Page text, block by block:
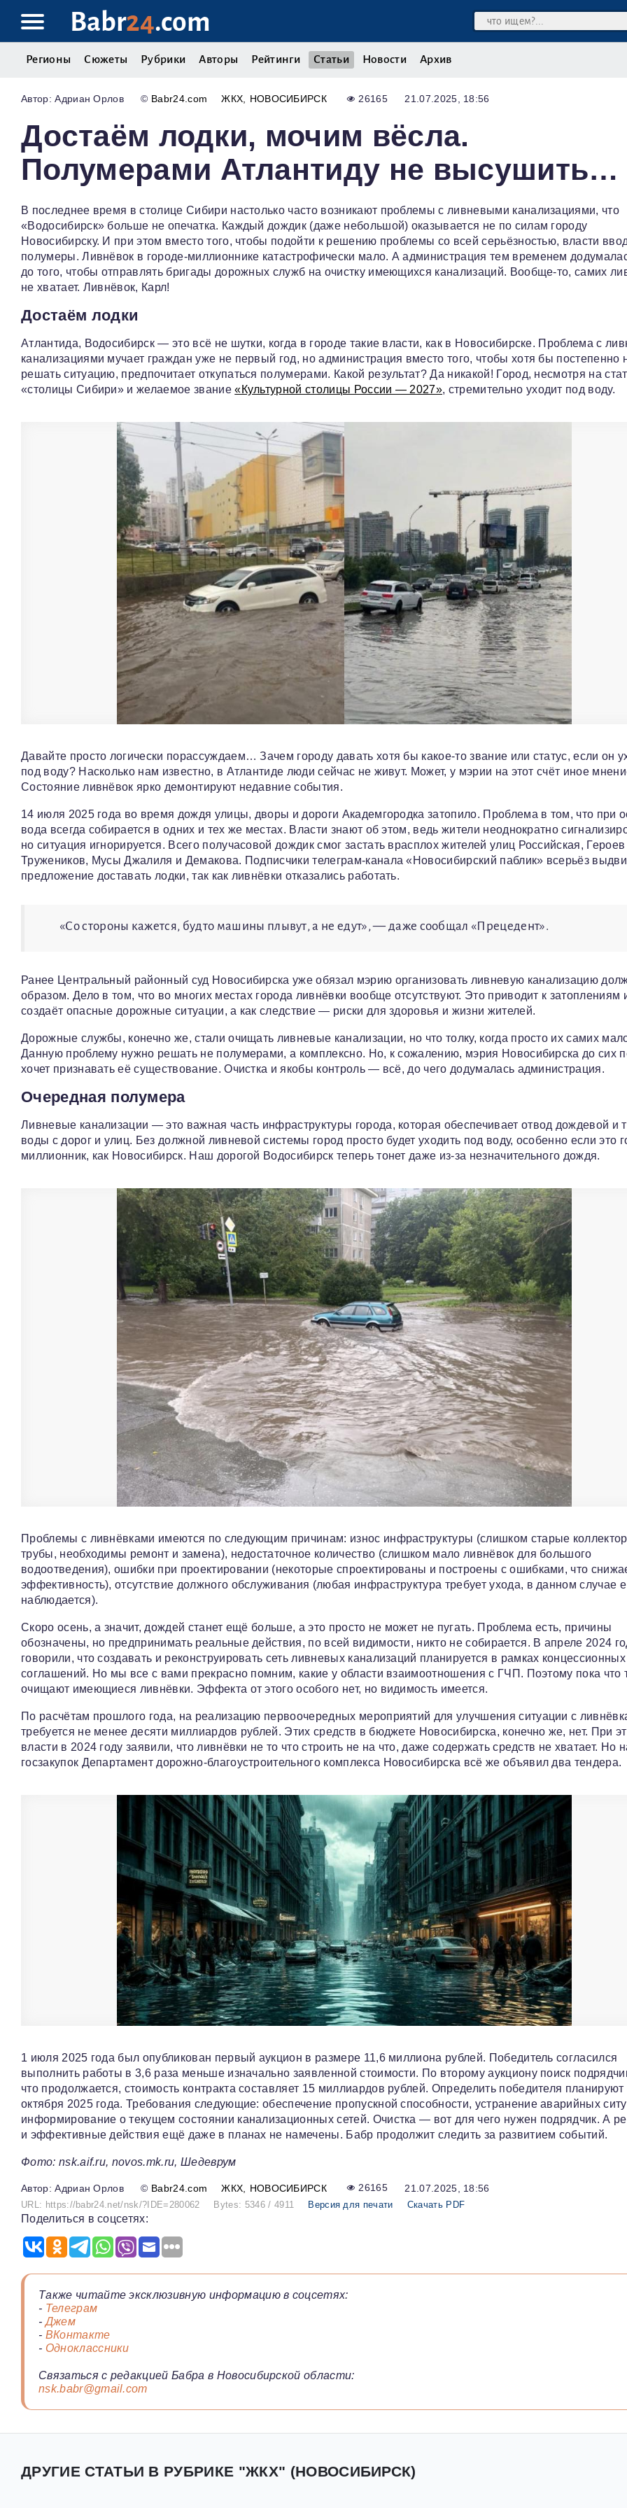
Babr24.com
Регионы Сюжеты Рубрики Авторы Рейтинги Статьи Новости Архив
Адриан Орлов © Babr24.com ЖКХ НОВОСИБИРСК 26165 21.07.2025, 18:56
Достаём лодки, мочим вёсла.
Полумерами Атлантиду не высушить…
В последнее время в столице Сибири настолько часто возникают проблемы с ливневыми канализациями, что
«Водосибирск» больше не опечатка. Каждый дождик (даже небольшой) оказывается не по силам городу
Новосибирску. И при этом вместо того, чтобы подойти к решению проблемы со всей серьёзностью, власти
полумеры. Ливнёвок в городе-миллионнике катастрофически мало. А администрация тем временем
до того, чтобы отправлять бригады дорожных служб на очистку имеющихся канализаций. Вообще-то, самих
не хватает. Ливнёвок, Карл!
Достаём лодки
Атлантида, Водосибирск — это всё не шутки, когда в городе такие власти, как в Новосибирске. Проблема с
канализациями мучает граждан уже не первый год, но администрация вместо того, чтобы хотя бы постепенно
решать ситуацию, предпочитает откупаться полумерами. Какой результат? Да никакой! Город, несмотря на
«столицы Сибири» и желаемое звание«Культурной столицы России — 2027», стремительно уходит под воду.
Давайте просто логически порассуждаем… Зачем городу давать хотя бы какое-то звание или статус, если он
под воду? Насколько нам известно, в Атлантиде люди сейчас не живут. Может, у мэрии на этот счёт иное
Состояние ливнёвок ярко демонтируют недавние события.
14 июля 2025 года во время дождя улицы, дворы и дороги Академгородка затопило. Проблема в том, что при
вода всегда собирается в одних и тех же местах. Власти знают об этом, ведь жители неоднократно
но ситуация игнорируется. Всего получасовой дождик смог застать врасплох жителей улиц Российская,
Тружеников, Мусы Джалиля и Демакова. Подписчики телеграм-канала «Новосибирский паблик» всерьёз
предложение доставать лодки, так как ливнёвки отказались работать.
«Со стороны кажется, будто машины плывут, а не едут», — даже сообщал «Прецедент».
Ранее Центральный районный суд Новосибирска уже обязал мэрию организовать ливневую канализацию
образом. Дело в том, что во многих местах города ливнёвки вообще отсутствуют. Это приводит к затоплениям
создаёт опасные дорожные ситуации, а как следствие — риски для здоровья и жизни жителей.
Дорожные службы, конечно же, стали очищать ливневые канализации, но что толку, когда просто их самих
Данную проблему нужно решать не полумерами, а комплексно. Но, к сожалению, мэрия Новосибирска до сих
хочет признавать её существование. Очистка и якобы контроль — всё, до чего додумалась администрация.
Очередная полумера
Ливневые канализации — это важная часть инфраструктуры города, которая обеспечивает отвод дождевой и
воды с дорог и улиц. Без должной ливневой системы город просто будет уходить под воду, особенно если это
миллионник, как Новосибирск. Наш дорогой Водосибирск теперь тонет даже из-за незначительного дождя.
Проблемы с ливнёвками имеются по следующим причинам: износ инфраструктуры (слишком старые
трубы, необходимы ремонт и замена), недостаточное количество (слишком мало ливнёвок для большого
водоотведения), ошибки при проектировании (некоторые спроектированы и построены с ошибками, что
эффективность), отсутствие должного обслуживания (любая инфраструктура требует ухода, в данном случае
наблюдается).
Скоро осень, а значит, дождей станет ещё больше, а это просто не может не пугать. Проблема есть, причины
обозначены, но предпринимать реальные действия, по всей видимости, никто не собирается. В апреле 2024
говорили, что создавать и реконструировать сеть ливневых канализаций планируется в рамках концессионных
соглашений. Но мы все с вами прекрасно помним, какие у области взаимоотношения с ГЧП. Поэтому пока что
очищают имеющиеся ливнёвки. Эффекта от этого особого нет, но видимость имеется.
По расчётам прошлого года, на реализацию первоочередных мероприятий для улучшения ситуации с
требуется не менее десяти миллиардов рублей. Этих средств в бюджете Новосибирска, конечно же, нет. При
власти в 2024 году заявили, что ливнёвки не то что строить не на что, даже содержать средств не хватает. Но
госзакупок Департамент дорожно-благоустроительного комплекса Новосибирска всё же объявил два тендера.
1 июля 2025 года был опубликован первый аукцион в размере 11,6 миллиона рублей. Победитель согласился
выполнить работы в 3,6 раза меньше изначально заявленной стоимости. По второму аукциону поиск
что продолжается, стоимость контракта составляет 15 миллиардов рублей. Определить победителя планируют
октября 2025 года. Требования следующие: обеспечение пропускной способности, устранение аварийных
информирование о текущем состоянии канализационных сетей. Очистка — вот для чего нужен подрядчик. А
и эффективные действия ещё даже в планах не намечены. Бабр продолжит следить за развитием событий.
Фото: nsk.aif.ru, novos.mk.ru, Шедеврум
Адриан Орлов © Babr24.com ЖКХ НОВОСИБИРСК 26165 21.07.2025, 18:56
URL: https://babr24.net/nsk/?IDE=280062 Bytes: 5346 / 4911 Версия для печати Скачать PDF
Поделиться в соцсетях:
Также читайте эксклюзивную информацию в соцсетях:
- Телеграм
-Джем
- ВКонтакте
- Одноклассники
Связаться с редакцией Бабра в Новосибирской области:
nsk.babr@gmail.com
ДРУГИЕ СТАТЬИ В РУБРИКЕ "ЖКХ" (НОВОСИБИРСК)